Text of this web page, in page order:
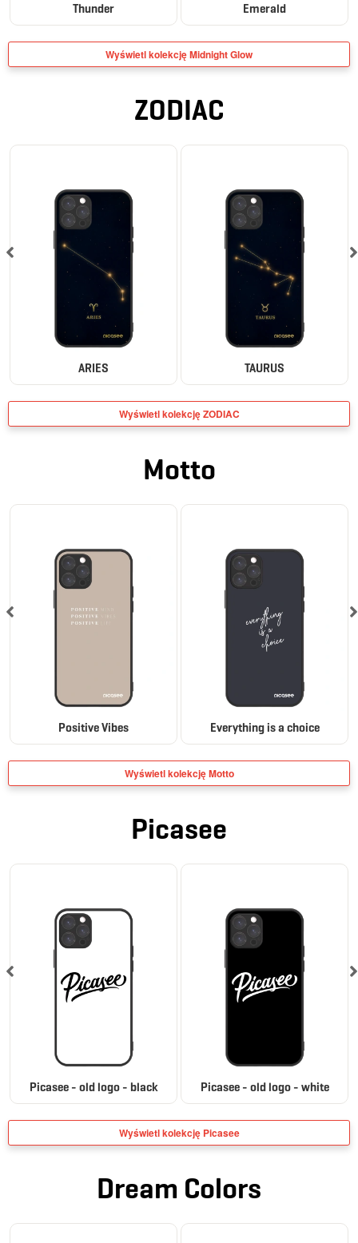
Thunder Emerald
Wyświetl kolekcję Midnight Glow
ZODIAC
ARIES TAURUS
Wyświetl kolekcję ZODIAC
Motto
Positive Vibes Everything is a choice
Wyświetl kolekcję Motto
Picasee
Picasee - old logo - black Picasee - old logo - white
Wyświetl kolekcję Picasee
Dream Colors